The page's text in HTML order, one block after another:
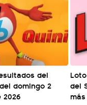
del
domingo 2
del